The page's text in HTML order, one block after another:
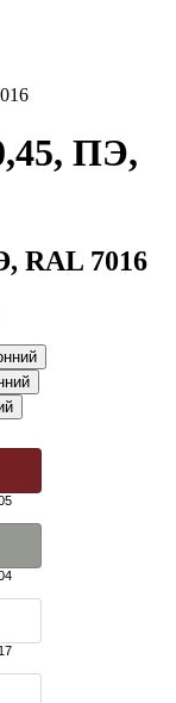
ПЭ,
RAL 7016